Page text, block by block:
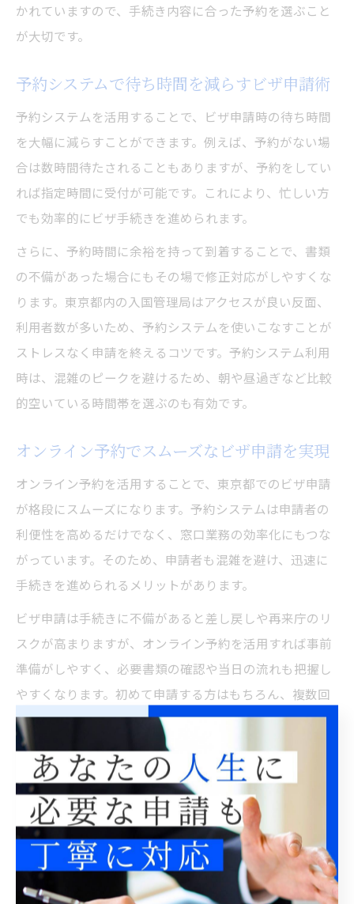
かれていますので、手続き内容に合った予約を選ぶこと
が大切です。
予約システムで待ち時間を減らすビザ申請術
予約システムを活用することで、ビザ申請時の待ち時間
を大幅に減らすことができます。例えば、予約がない場
合は数時間待たされることもありますが、予約をしてい
れば指定時間に受付が可能です。これにより、忙しい方
でも効率的にビザ手続きを進められます。
さらに、予約時間に余裕を持って到着することで、書類
の不備があった場合にもその場で修正対応がしやすくな
ります。東京都内の入国管理局はアクセスが良い反面、
利用者数が多いため、予約システムを使いこなすことが
ストレスなく申請を終えるコツです。予約システム利用
時は、混雑のピークを避けるため、朝や昼過ぎなど比較
的空いている時間帯を選ぶのも有効です。
オンライン予約でスムーズなビザ申請を実現
オンライン予約を活用することで、東京都でのビザ申請
が格段にスムーズになります。予約システムは申請者の
利便性を高めるだけでなく、窓口業務の効率化にもつな
がっています。そのため、申請者も混雑を避け、迅速に
手続きを進められるメリットがあります。
ビザ申請は手続きに不備があると差し戻しや再来庁のリ
スクが高まりますが、オンライン予約を活用すれば事前
準備がしやすく、必要書類の確認や当日の流れも把握し
やすくなります。初めて申請する方はもちろん、複数回
目の方もオンライン予約を活用することで、ビザ申請の
ストレスを軽減できるでしょう。
自分でできるビザ申請の準備ポイン